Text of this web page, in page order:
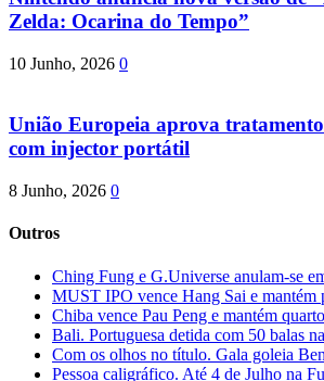
Zelda: Ocarina do Tempo”
10 Junho, 2026 0
União Europeia aprova
com injector portátil
8 Junho, 2026 0
Outros
Ching Fung e G.Universe anulam-se
MUST IPO vence Hang Sai e mantém
Chiba vence Pau Peng e mantém
Bali. Portuguesa detida com 50 balas
Com os olhos no título. Gala goleia
Pessoa caligráfico. Até 4 de Julho na